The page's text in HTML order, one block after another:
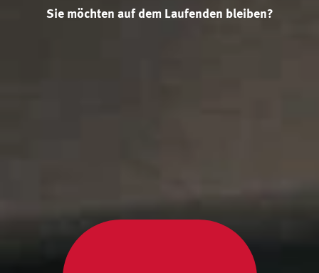
Sie möchten auf dem Laufenden bleiben?